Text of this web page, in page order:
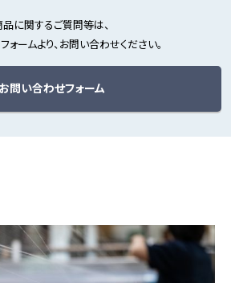
品に関するご質問等は、
ォームより、お問い合わせください。
お問い合わせフォーム